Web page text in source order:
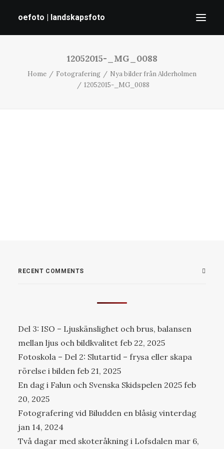
oefoto | landskapsfoto
GALLERI
12052015-_MG_0088
Home Fotografering
Nya bilder från Alderholmen
12052015-_MG_0088
RECENT COMMENTS
Del 3: ISO – Ljuskänslighet och brus, balansen
mellan ljus och bildkvalitet feb 22, 2025
Fotoskola – Del 2: Slutartid – frysa eller skapa
rörelse i bilden feb 21, 2025
En dag i Falun och Svenska Skidspelen 2025 feb
20, 2025
Fotografering vid Biludden en blåsig vinterdag
jan 14, 2024
Två dagar med skoteråkning i Lofsdalen mar 6,